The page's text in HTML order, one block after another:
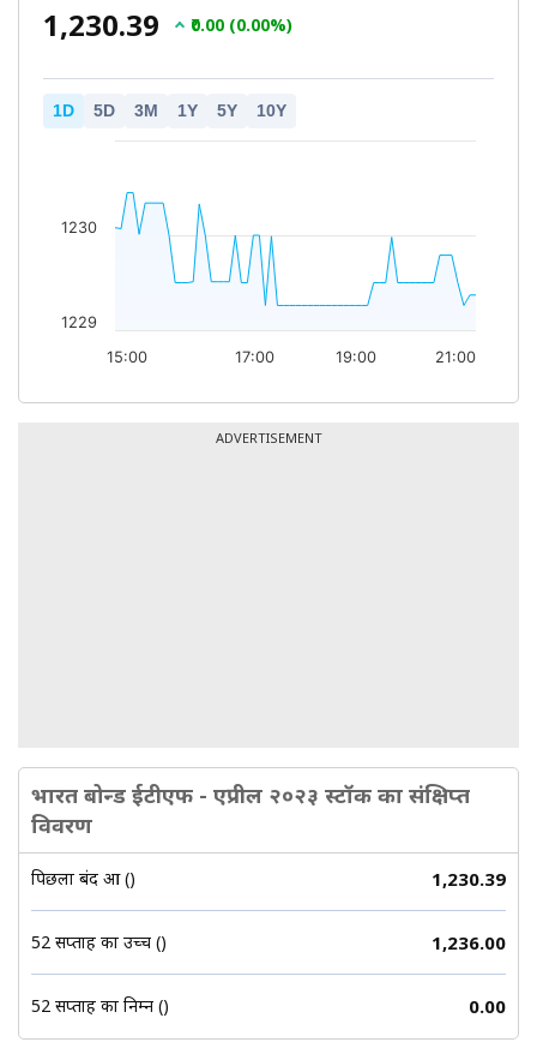
₹1,230.39 ₹0.00 (0.00%)
1D 5D 3M 1Y 5Y 10Y
17:00 19:00 21:00
15:00
1229
1230
ADVERTISEMENT
भारत बोन्ड ईटीएफ - एप्रील २०२३ स्टॉक का संक्षिप्त
विवरण
पिछला बंद हुआ (₹) 1,230.39
52 सप्ताह का उच्च (₹) 1,236.00
52 सप्ताह का निम्न (₹) 0.00